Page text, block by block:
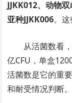
JJKK012、动物
亚种JJKK006。这
从活菌数看，
亿CFU，单盒
活菌数是它的重
和耐受情况判断。